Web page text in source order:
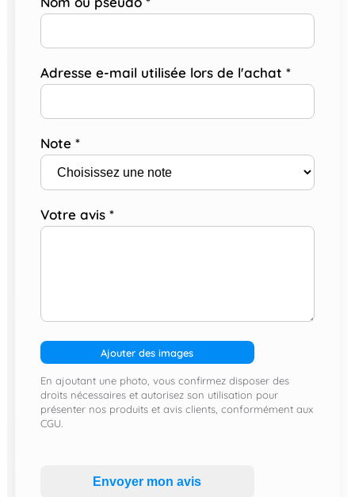
Adresse e-mail utilisée lors de l'achat *
Note *
Votre avis *
Ajouter des images
En ajoutant une photo, vous confirmez disposer des
droits nécessaires et autorisez son utilisation pour
présenter nos produits et avis clients, conformément aux
CGU.
Envoyer mon avis